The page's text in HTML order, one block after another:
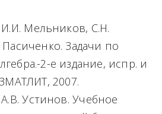
Мельников, С.Н.
Задачи по
2-е издание, испр. и
2007.
Устинов. Учебное